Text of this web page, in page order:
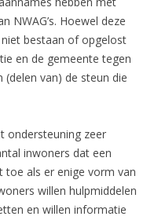
NWAG’s. Hoewel deze
bestaan of opgelost
en de gemeente tegen
van) de steun die
ondersteuning zeer
inwoners dat een
toe als er enige vorm van
willen hulpmiddelen
en willen informatie